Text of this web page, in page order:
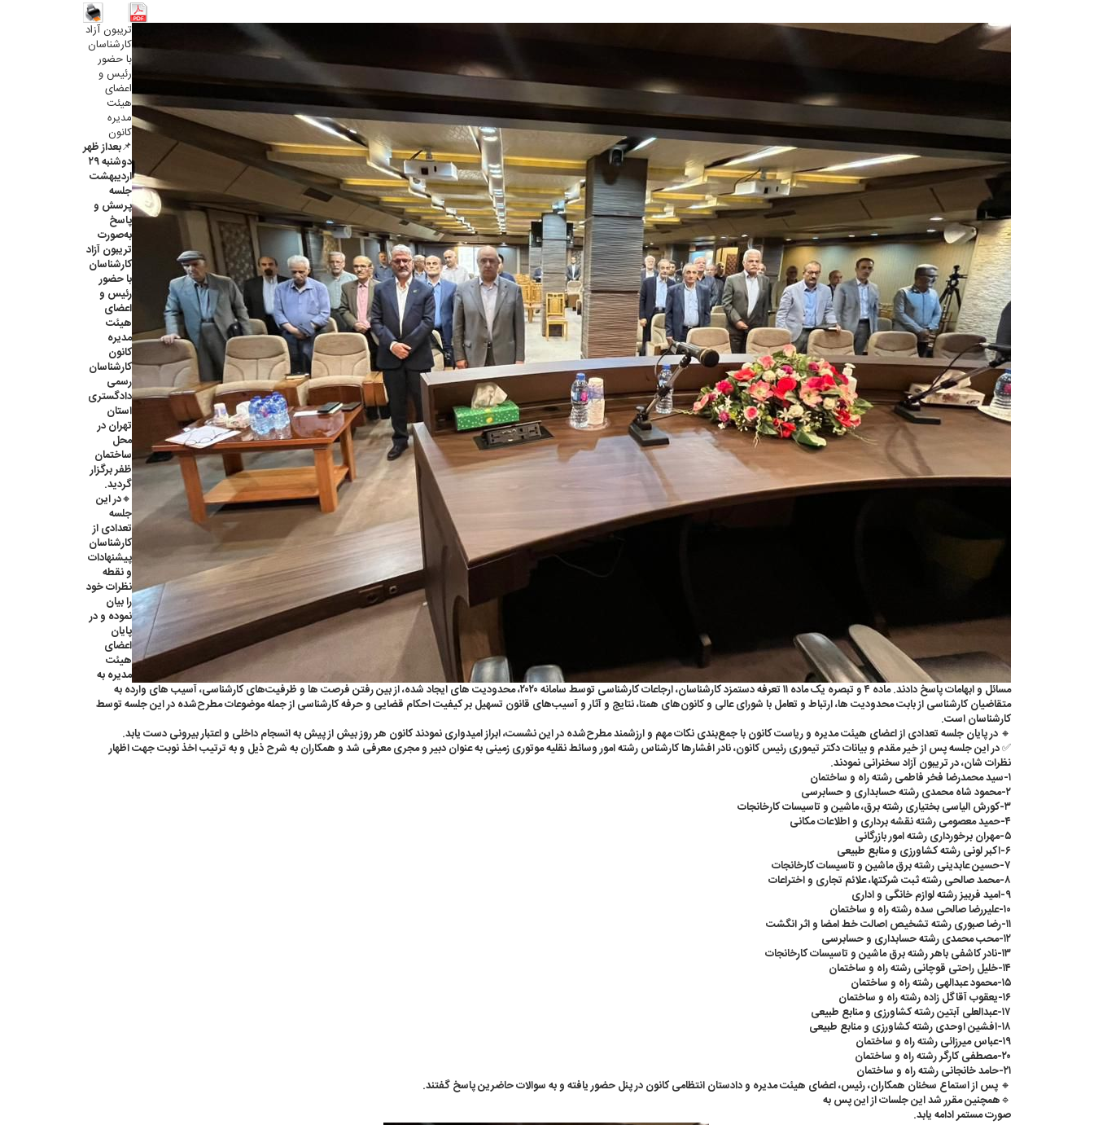
تریبون آزاد
کارشناسان
با حضور
رئیس و
اعضای
هیئت
مدیره
کانون
📌بعداز ظهر
دوشنبه ۲۹
اردیبهشت
جلسه
پرسش و
پاسخ
به‌صورت
تریبون آزاد
کارشناسان
با حضور
رئیس و
اعضای
هیئت
مدیره
کانون
کارشناسان
رسمی
دادگستری
استان
تهران در
محل
ساختمان
ظفر برگزار
گردید.
🔸در این
جلسه
تعدادی از
کارشناسان
پیشنهادات
و نقطه
نظرات خود
را بیان
نموده و در
پایان
اعضای
هیئت
مدیره به
مسائل و ابهامات پاسخ دادند. ماده ۴ و تبصره یک ماده ۱۱ تعرفه دستمزد کارشناسان، ارجاعات کارشناسی توسط سامانه ۲۰۲۰، محدودیت های ایجاد شده، از بین رفتن فرصت ها و ظرفیت‌های کارشناسی، آسیب های وارده به
متقاضیان کارشناسی از بابت محدودیت ها، ارتباط و تعامل با شورای عالی و کانون‌های همتا، نتایج و آثار و آسیب‌های قانون تسهیل بر کیفیت احکام قضایی و حرفه کارشناسی از جمله موضوعات مطرح‌شده در این جلسه توسط
کارشناسان است.
🔸 در پایان جلسه تعدادی از اعضای هیئت مدیره و ریاست کانون با جمع‌بندی نکات مهم و ارزشمند مطرح‌شده در این نشست، ابراز امیدواری نمودند کانون هر روز بیش از پیش به انسجام داخلی و اعتبار بیرونی دست یابد.
✅ در این جلسه پس از خیر مقدم و بیانات دکتر تیموری رئیس کانون، نادر افشارها کارشناس رشته امور وسائط نقلیه موتوری زمینی به عنوان دبیر و مجری معرفی شد و همکاران به شرح ذیل و به ترتیب اخذ نوبت جهت اظهار
نظرات شان، در تریبون آزاد سخنرانی نمودند.
۱-سید محمدرضا فخر فاطمی رشته راه و ساختمان
۲-محمود شاه محمدی رشته حسابداری و حسابرسی
۳-کورش الیاسی بختیاری رشته برق، ماشین و تاسیسات کارخانجات
۴-حمید معصومی رشته نقشه برداری و اطلاعات مکانی
۵-مهران برخورداری رشته امور بازرگانی
۶-اکبر لونی رشته کشاورزی و منابع طبیعی
۷-حسین عابدینی رشته برق ماشین و تاسیسات کارخانجات
۸-محمد صالحی رشته ثبت شرکتها، علائم تجاری و اختراعات
۹-امید فربیز رشته لوازم خانگی و اداری
۱۰-علیررضا صالحی سده رشته راه و ساختمان
۱۱-رضا صبوری رشته تشخیص اصالت خط امضا و اثر انگشت
۱۲-محب محمدی رشته حسابداری و حسابرسی
۱۳-نادر کاشفی باهر رشته برق ماشین و تاسیسات کارخانجات
۱۴-خلیل راحتی قوچانی رشته راه و ساختمان
۱۵-محمود عبدالهی رشته راه و ساختمان
۱۶-یعقوب آقاگل زاده رشته راه و ساختمان
۱۷-عبدالعلی آبتین رشته کشاورزی و منابع طبیعی
۱۸-افشین اوحدی رشته کشاورزی و منابع طبیعی
۱۹-عباس میرزائی رشته راه و ساختمان
۲۰-مصطفی کارگر رشته راه و ساختمان
۲۱-حامد خانجانی رشته راه و ساختمان
🔸 پس از استماع سخنان همکاران، رئیس، اعضای هیئت مدیره و دادستان انتظامی کانون در پنل حضور یافته و به سوالات حاضرین پاسخ گفتند.
🔹همچنین مقرر شد این جلسات از این پس به
صورت مستمر ادامه یابد.